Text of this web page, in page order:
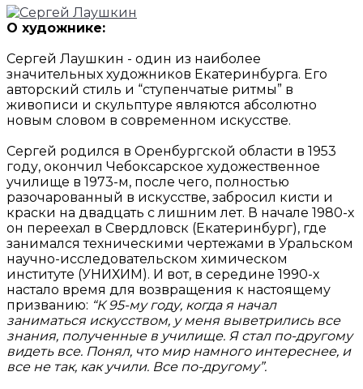
О художнике:
Сергей Лаушкин - один из наиболее
значительных художников Екатеринбурга. Его
авторский стиль и “ступенчатые ритмы” в
живописи и скульптуре являются абсолютно
новым словом в современном искусстве.
Сергей родился в Оренбургской области в 1953
году, окончил Чебоксарское художественное
училище в 1973-м, после чего, полностью
разочарованный в искусстве, забросил кисти и
краски на двадцать с лишним лет. В начале 1980-х
он переехал в Свердловск (Екатеринбург), где
занимался техническими чертежами в Уральском
научно-исследовательском химическом
институте (УНИХИМ). И вот, в середине 1990-х
настало время для возвращения к настоящему
призванию: “К 95-му году, когда я начал
заниматься искусством, у меня выветрились все
знания, полученные в училище. Я стал по-другому
видеть все. Понял, что мир намного интереснее, и
все не так, как учили. Все по-другому”.